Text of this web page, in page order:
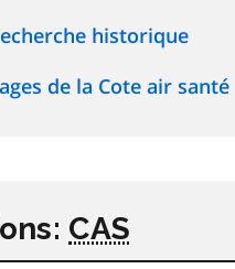
historique
de la Cote air santé
CAS